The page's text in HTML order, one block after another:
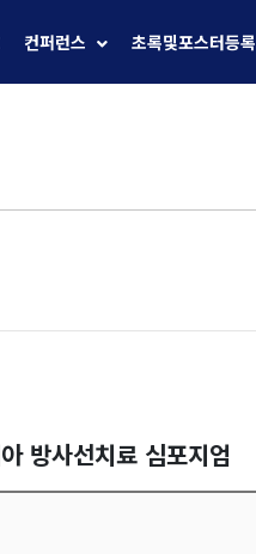
컨퍼런스 초록및포스터등록
방사선치료 심포지엄